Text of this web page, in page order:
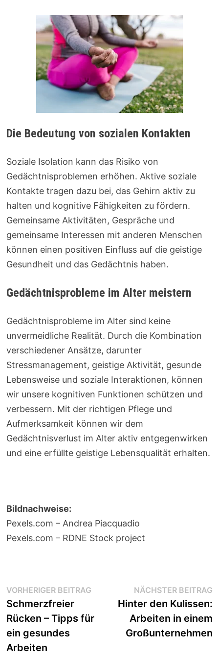
Die Bedeutung von sozialen Kontakten
Soziale Isolation kann das Risiko von
Gedächtnisproblemen erhöhen. Aktive soziale
Kontakte tragen dazu bei, das Gehirn aktiv zu
halten und kognitive Fähigkeiten zu fördern.
Gemeinsame Aktivitäten, Gespräche und
gemeinsame Interessen mit anderen Menschen
können einen positiven Einfluss auf die geistige
Gesundheit und das Gedächtnis haben.
Gedächtnisprobleme im Alter meistern
Gedächtnisprobleme im Alter sind keine
unvermeidliche Realität. Durch die Kombination
verschiedener Ansätze, darunter
Stressmanagement, geistige Aktivität, gesunde
Lebensweise und soziale Interaktionen, können
wir unsere kognitiven Funktionen schützen und
verbessern. Mit der richtigen Pflege und
Aufmerksamkeit können wir dem
Gedächtnisverlust im Alter aktiv entgegenwirken
und eine erfüllte geistige Lebensqualität erhalten.
Bildnachweise:
Pexels.com – Andrea Piacquadio
Pexels.com – RDNE Stock project
Beitragsnavigation
VORHERIGER BEITRAGVorheriger
Beitrag:
Schmerzfreier
Rücken – Tipps für
ein gesundes
Arbeiten
NÄCHSTER BEITRAG
Hinter den Kulissen:
Arbeiten in einem
Großunternehmen